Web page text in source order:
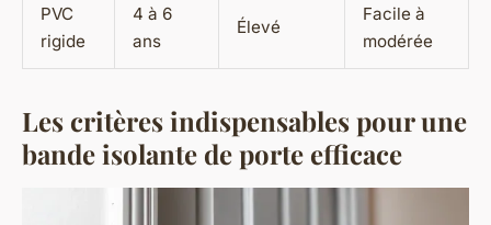
PVC
rigide
4 à 6
ans
Élevé
Facile à
modérée
Les critères indispensables pour une
bande isolante de porte efficace